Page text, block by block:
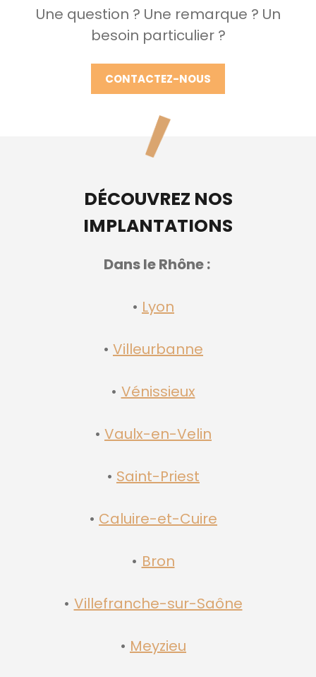
Une question ? Une remarque ? Un
besoin particulier ?
CONTACTEZ-NOUS
DÉCOUVREZ NOS
IMPLANTATIONS
Dans le Rhône :
Lyon
Villeurbanne
Vénissieux
Vaulx-en-Velin
Saint-Priest
Caluire-et-Cuire
Bron
Villefranche-sur-Saône
Meyzieu